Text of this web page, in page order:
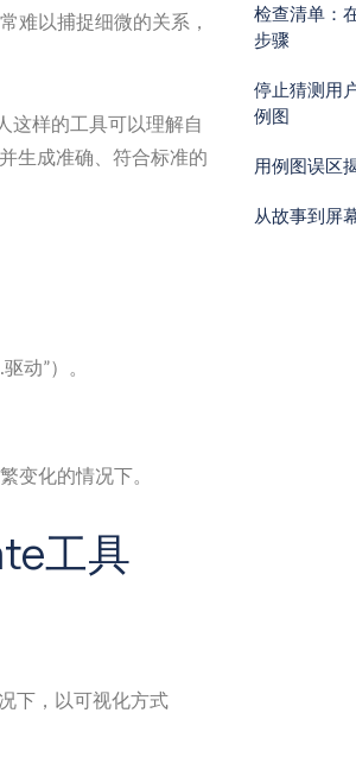
难以捕捉细微的关系，
这样的工具可以理解自
生成准确、符合标准的
动”）。
变化的情况下。
工具
下，以可视化方式
检查清单：
步骤
停止猜测用
例图
用例图误区
从故事到屏